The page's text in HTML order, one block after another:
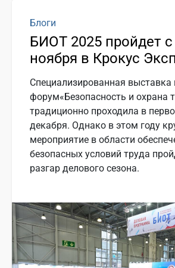
Блоги
БИОТ 2025 пройдет
ноября в Крокус
Специализированная выставка
форум«Безопасность и охрана
традиционно проходила в
декабря. Однако в этом году
мероприятие в области
безопасных условий труда
разгар делового сезона.